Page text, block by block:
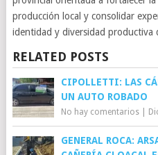
producción local y consolidar
identidad y diversidad productiva
RELATED POSTS
CIPOLLETTI: LAS
UN AUTO ROBADO
No hay comentarios|
GENERAL ROCA: